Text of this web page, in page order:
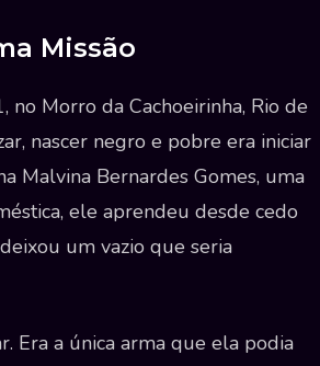
Missão
Morro da Cachoeirinha, Rio de
nascer negro e pobre era iniciar
Malvina Bernardes Gomes, uma
ele aprendeu desde cedo
um vazio que seria
Era a única arma que ela podia